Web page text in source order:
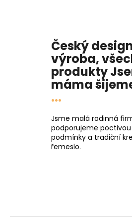
Český
výroba,
produkty
máma
...
Jsme malá rodinná
podporujeme
podmínky a tradiční
řemeslo.